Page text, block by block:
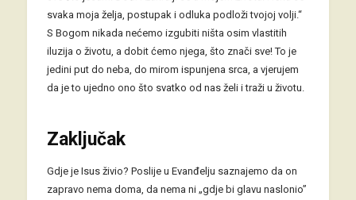
svaka moja želja, postupak i odluka podloži tvojoj volji.“
S Bogom nikada nećemo izgubiti ništa osim vlastitih
iluzija o životu, a dobit ćemo njega, što znači sve! To je
jedini put do neba, do mirom ispunjena srca, a vjerujem
da je to ujedno ono što svatko od nas želi i traži u životu.
Zaključak
Gdje je Isus živio? Poslije u Evanđelju saznajemo da on
zapravo nema doma, da nema ni „gdje bi glavu naslonio”